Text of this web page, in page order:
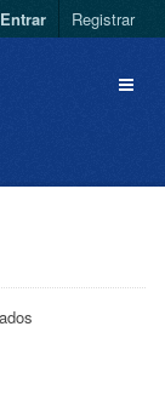
Entrar Registrar